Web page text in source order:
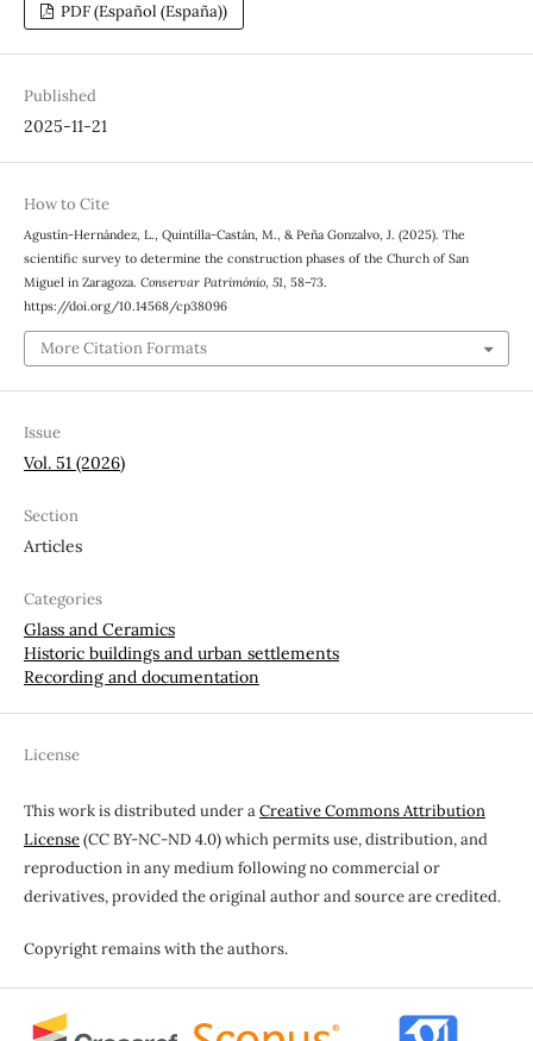
PDF (Español (España))
Published
2025-11-21
How to Cite
Agustín-Hernández, L., Quintilla-Castán, M., & Peña Gonzalvo, J. (2025). The
scientific survey to determine the construction phases of the Church of San
Miguel in Zaragoza. Conservar Património, 51, 58–73.
https://doi.org/10.14568/cp38096
More Citation Formats
Issue
Vol. 51 (2026)
Section
Articles
Categories
Glass and Ceramics
Historic buildings and urban settlements
Recording and documentation
License
This work is distributed under aCreative Commons Attribution
License(CC BY-NC-ND 4.0) which permits use, distribution, and
reproduction in any medium following no commercial or
derivatives, provided the original author and source are credited.
Copyright remains with the authors.